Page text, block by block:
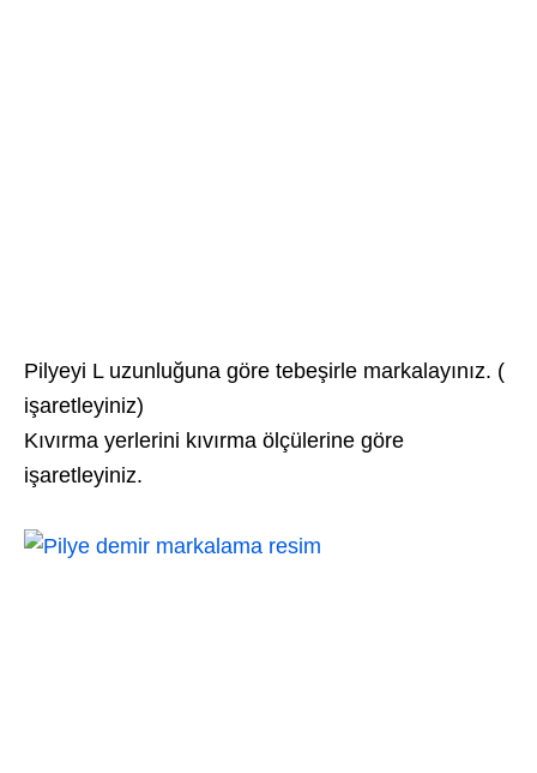
Pilyeyi L uzunluğuna göre tebeşirle markalayınız. (
işaretleyiniz)
Kıvırma yerlerini kıvırma ölçülerine göre
işaretleyiniz.